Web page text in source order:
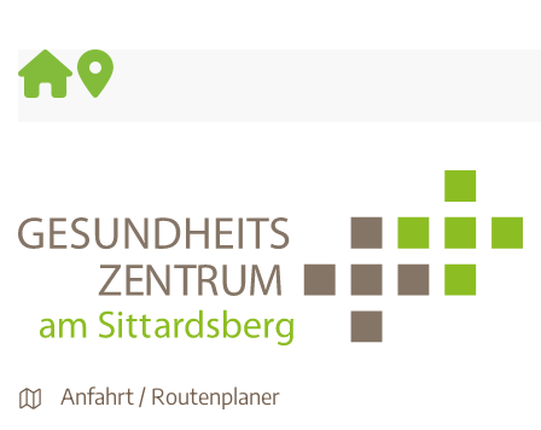
Anfahrt / Routenplaner